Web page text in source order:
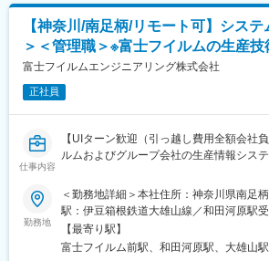
変更の範囲：会社の定める業務
略立案
・顧客の現状分析
・課題抽出と目標設定
・自動化戦略の策定
2：社内エンジニア部門と連携した提案書
・要件ヒアリング
・提案書作成
3：部署内外の関係者を巻き込んだプロジ
・チームのコーディネート
・進捗管理と報告
4：物流・製造体制の分析
【神奈川/南足柄/リモート可】シス
＞＜管理職＞※富士フイルムの生産
富士フイルムエンジニアリング株式会社
正社員
仕事内容
【UIターン歓迎（引っ越し費用全額会社
ルムおよびグループ会社の生産情報シス
ム導入をお任せします】
■業務内容：
富士フイルムおよびグループ会社の向上
テムの企画/開発チーム推進頂きながら、
勤務地
＜勤務地詳細＞本社住所：神奈川県南足
駅：伊豆箱根鉄道大雄山線／和田河原駅
面禁煙
【最寄り駅】
富士フイルム前駅、和田河原駅、大雄山駅